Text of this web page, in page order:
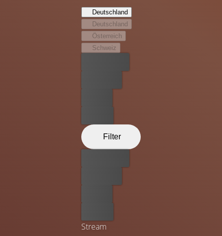
wollen, haben sich an seine Fersen geheftet: ein
alternder Polizist und ein Auftragskiller, der in Driver
einen würdigen Gegenspieler findet. Damit wird der
Jäger zum Gejagten...
Deutschland
Deutschland
Österreich
Schweiz
Filter
Stream